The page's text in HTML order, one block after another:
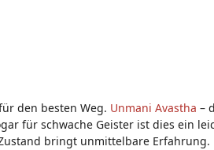
den besten Weg. Unmani Avastha –
für schwache Geister ist dies ein
bringt unmittelbare Erfahrung.